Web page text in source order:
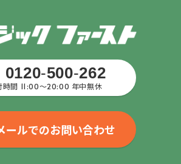
0120-500-262
時間 11:00〜20:00 年中無休
ールでのお問い合わせ